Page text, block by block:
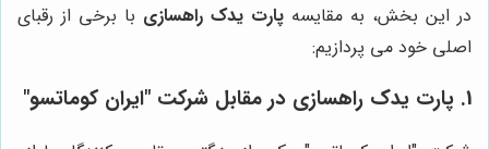
در این بخش، به مقایسه پارت یدک راهسازی با برخی از رقبای
اصلی خود می پردازیم:
1. پارت یدک راهسازی در مقابل شرکت "ایران کوماتسو"